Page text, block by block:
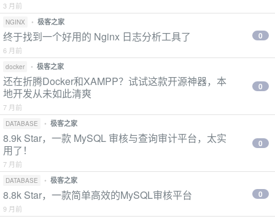
3 月前
NGINX • 极客之家
终于找到一个好用的 Nginx 日志分析工具了
6 月前
0
docker • 极客之家
还在折腾Docker和XAMPP？试试这款开源神器，本
地开发从未如此清爽
7 月前
0
DATABASE • 极客之家
8.9k Star，一款 MySQL 审核与查询审计平台，太实
用了！
7 月前
0
DATABASE • 极客之家
8.8k Star，一款简单高效的MySQL审核平台
9 月前
0